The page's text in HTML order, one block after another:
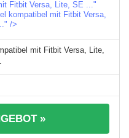
Fitbit Versa, Lite, SE ..."
kompatibel mit Fitbit Versa,
/>
mit Fitbit Versa, Lite,
»